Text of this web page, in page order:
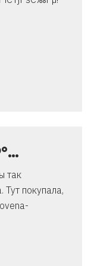
…
так
покупала,